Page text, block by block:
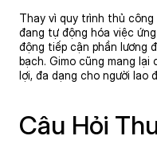
Thay vì quy trình thủ công
đang tự động hóa việc
động tiếp cận phần lương
bạch. Gimo cũng mang
lợi, đa dạng cho người lao
Câu Hỏi